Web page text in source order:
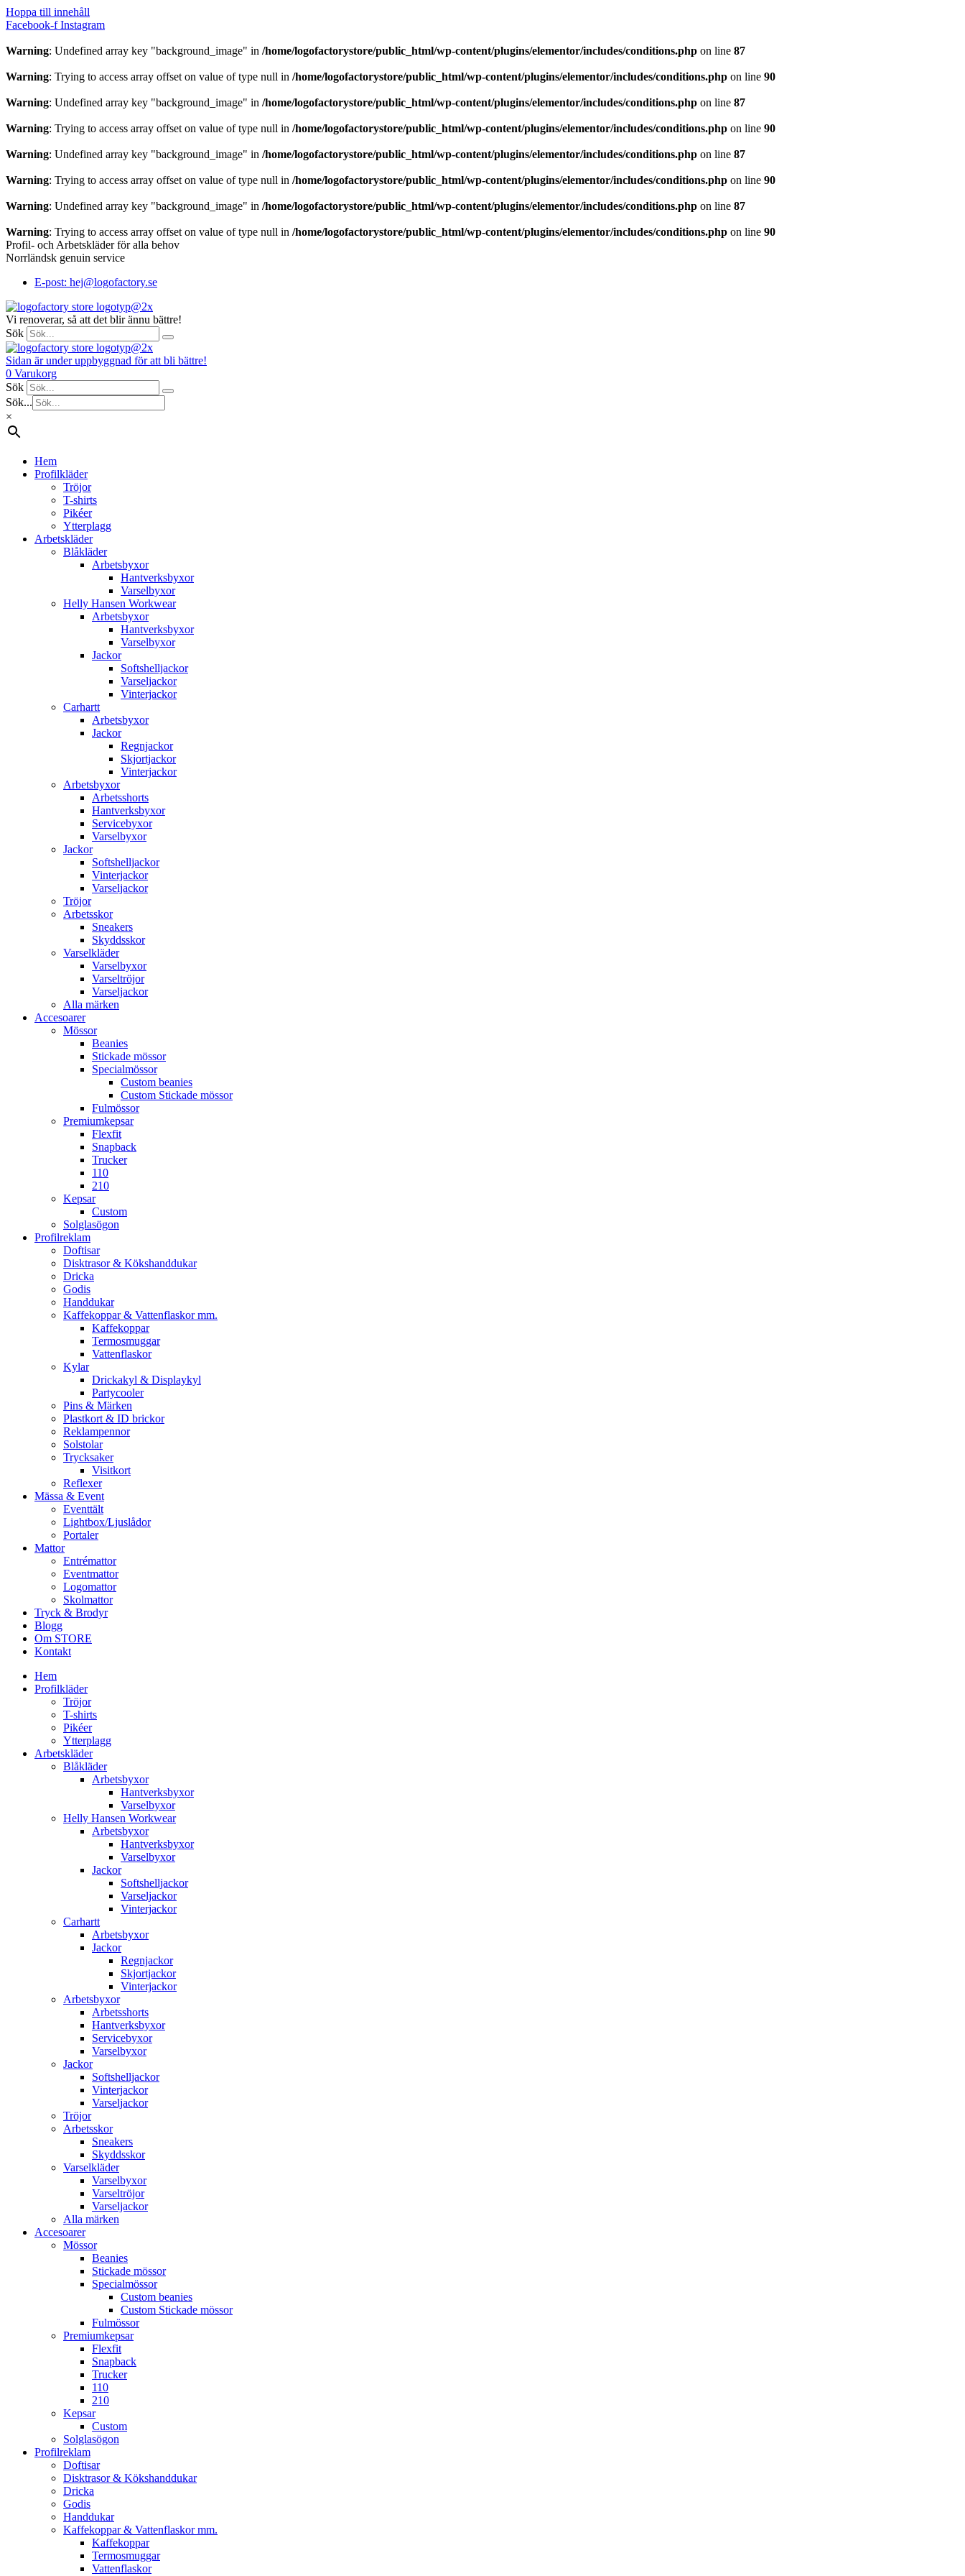
Hoppa till innehåll
Facebook-f Instagram
Warning: Undefined array key "background_image" in /home/logofactorystore/public_html/wp-content/plugins/elementor/includes/conditions.php on line 87
Warning: Trying to access array offset on value of type null in /home/logofactorystore/public_html/wp-content/plugins/elementor/includes/conditions.php on line 90
Warning: Undefined array key "background_image" in /home/logofactorystore/public_html/wp-content/plugins/elementor/includes/conditions.php on line 87
Warning: Trying to access array offset on value of type null in /home/logofactorystore/public_html/wp-content/plugins/elementor/includes/conditions.php on line 90
Warning: Undefined array key "background_image" in /home/logofactorystore/public_html/wp-content/plugins/elementor/includes/conditions.php on line 87
Warning: Trying to access array offset on value of type null in /home/logofactorystore/public_html/wp-content/plugins/elementor/includes/conditions.php on line 90
Warning: Undefined array key "background_image" in /home/logofactorystore/public_html/wp-content/plugins/elementor/includes/conditions.php on line 87
Warning: Trying to access array offset on value of type null in /home/logofactorystore/public_html/wp-content/plugins/elementor/includes/conditions.php on line 90
Profil- och Arbetskläder för alla behov
Norrländsk genuin service
E-post: hej@logofactory.se
Vi renoverar, så att det blir ännu bättre!
Sök
Sidan är under uppbyggnad för att bli bättre!
0 Varukorg
Sök
Sök...
×
Hem
Profilkläder
Tröjor
T-shirts
Pikéer
Ytterplagg
Arbetskläder
Blåkläder
Arbetsbyxor
Hantverksbyxor
Varselbyxor
Helly Hansen Workwear
Arbetsbyxor
Hantverksbyxor
Varselbyxor
Jackor
Softshelljackor
Varseljackor
Vinterjackor
Carhartt
Arbetsbyxor
Jackor
Regnjackor
Skjortjackor
Vinterjackor
Arbetsbyxor
Arbetsshorts
Hantverksbyxor
Servicebyxor
Varselbyxor
Jackor
Softshelljackor
Vinterjackor
Varseljackor
Tröjor
Arbetsskor
Sneakers
Skyddsskor
Varselkläder
Varselbyxor
Varseltröjor
Varseljackor
Alla märken
Accesoarer
Mössor
Beanies
Stickade mössor
Specialmössor
Custom beanies
Custom Stickade mössor
Fulmössor
Premiumkepsar
Flexfit
Snapback
Trucker
110
210
Kepsar
Custom
Solglasögon
Profilreklam
Doftisar
Disktrasor & Kökshanddukar
Dricka
Godis
Handdukar
Kaffekoppar & Vattenflaskor mm.
Kaffekoppar
Termosmuggar
Vattenflaskor
Kylar
Drickakyl & Displaykyl
Partycooler
Pins & Märken
Plastkort & ID brickor
Reklampennor
Solstolar
Trycksaker
Visitkort
Reflexer
Mässa & Event
Eventtält
Lightbox/Ljuslådor
Portaler
Mattor
Entrémattor
Eventmattor
Logomattor
Skolmattor
Tryck & Brodyr
Blogg
Om STORE
Kontakt
Hem
Profilkläder
Tröjor
T-shirts
Pikéer
Ytterplagg
Arbetskläder
Blåkläder
Arbetsbyxor
Hantverksbyxor
Varselbyxor
Helly Hansen Workwear
Arbetsbyxor
Hantverksbyxor
Varselbyxor
Jackor
Softshelljackor
Varseljackor
Vinterjackor
Carhartt
Arbetsbyxor
Jackor
Regnjackor
Skjortjackor
Vinterjackor
Arbetsbyxor
Arbetsshorts
Hantverksbyxor
Servicebyxor
Varselbyxor
Jackor
Softshelljackor
Vinterjackor
Varseljackor
Tröjor
Arbetsskor
Sneakers
Skyddsskor
Varselkläder
Varselbyxor
Varseltröjor
Varseljackor
Alla märken
Accesoarer
Mössor
Beanies
Stickade mössor
Specialmössor
Custom beanies
Custom Stickade mössor
Fulmössor
Premiumkepsar
Flexfit
Snapback
Trucker
110
210
Kepsar
Custom
Solglasögon
Profilreklam
Doftisar
Disktrasor & Kökshanddukar
Dricka
Godis
Handdukar
Kaffekoppar & Vattenflaskor mm.
Kaffekoppar
Termosmuggar
Vattenflaskor